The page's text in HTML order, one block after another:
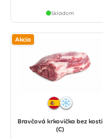
Skladom
Akcia
Bravčová krkovička bez kosti
(C)